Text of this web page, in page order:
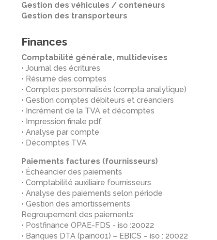
Gestion des véhicules / conteneurs
Gestion des transporteurs
Finances
Comptabilité générale, multidevises
• Journal des écritures
• Résumé des comptes
• Comptes personnalisés (compta analytique)
• Gestion comptes débiteurs et créanciers
• Incrément de la TVA et décomptes
• Impression finale pdf
• Analyse par compte
• Décomptes TVA
Paiements factures (fournisseurs)
• Échéancier des paiements
• Comptabilité auxiliaire fournisseurs
• Analyse des paiements selon période
• Gestion des amortissements
Regroupement des paiements
• Postfinance OPAE-FDS - iso :20022
• Banques DTA (pain001) – EBICS – iso : 20022